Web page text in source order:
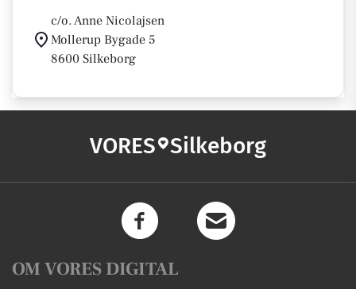
c/o. Anne Nicolajsen
Mollerup Bygade 5
8600 Silkeborg
VORES Silkeborg
OM VORES DIGITAL